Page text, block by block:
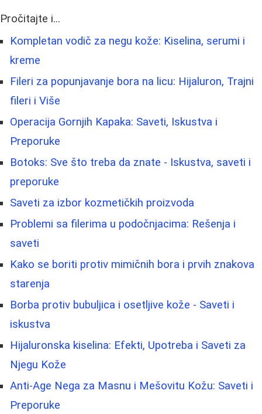
Pročitajte i...
Kompletan vodič za negu kože: Kiselina, serumi i
kreme
Fileri za popunjavanje bora na licu: Hijaluron, Trajni
fileri i Više
Operacija Gornjih Kapaka: Saveti, Iskustva i
Preporuke
Botoks: Sve što treba da znate - Iskustva, saveti i
preporuke
Saveti za izbor kozmetičkih proizvoda
Problemi sa filerima u podočnjacima: Rešenja i
saveti
Kako se boriti protiv mimičnih bora i prvih znakova
starenja
Borbа protiv bubuljica i osetljive kože - Saveti i
iskustva
Hijaluronska kiselina: Efekti, Upotreba i Saveti za
Njegu Kože
Anti-Age Nega za Masnu i Mešovitu Kožu: Saveti i
Preporuke